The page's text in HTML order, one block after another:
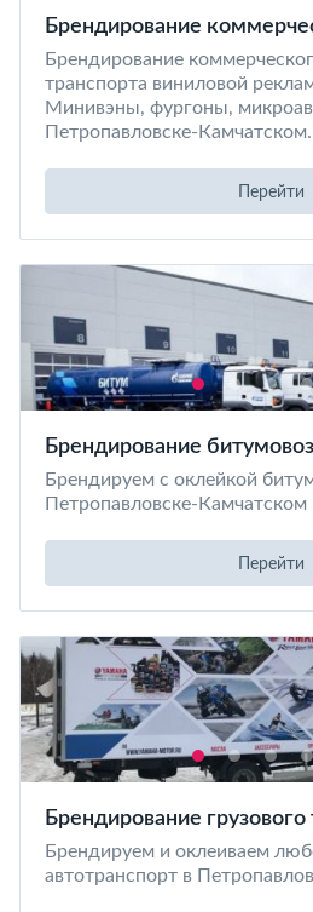
Брендирование
Брендирование
транспорта виниловой
Минивэны, фургоны,
Петропавловске-Камчатском.
Перейти
Брендирование
Брендируем с оклейкой
Петропавловске-Камчатском
Перейти
Брендирование грузового
Брендируем и оклеиваем
автотранспорт в